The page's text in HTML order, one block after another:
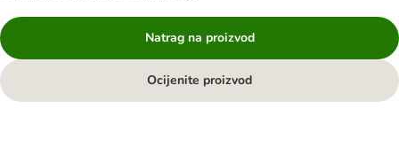
Natrag na proizvod
Ocijenite proizvod